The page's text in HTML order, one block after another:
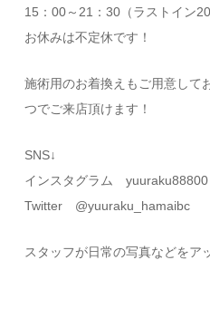
15：00～21：30（ラストイン20
お休みは不定休です！
施術用のお着換えもご用意して
つでご来店頂けます！
SNS↓
インスタグラム yuuraku88800
Twitter @yuuraku_hamaibc
スタッフが日常の写真などをア